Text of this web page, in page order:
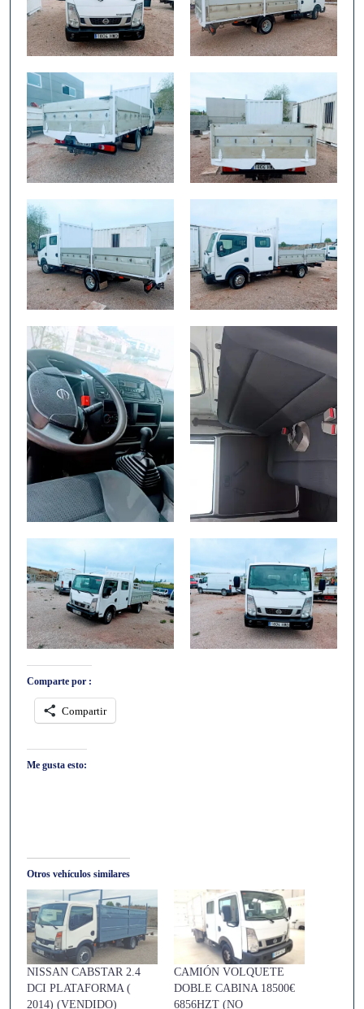
Comparte por :
Compartir
Me gusta esto:
Otros vehículos similares
NISSAN CABSTAR 2.4
DCI PLATAFORMA (
2014) (VENDIDO)
CAMIÓN VOLQUETE
DOBLE CABINA 18500€
6856HZT (NO